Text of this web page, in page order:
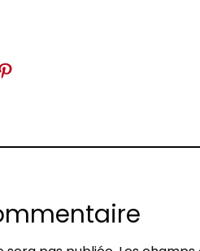
Threadssur Pinterest